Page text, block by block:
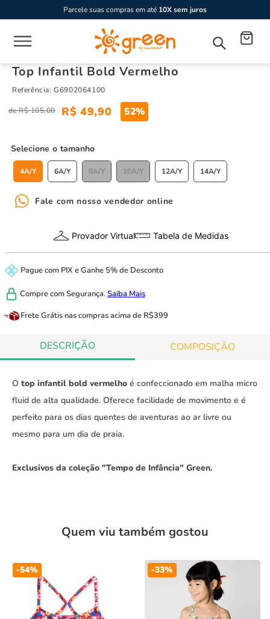
Parcele suas compras em até 10X sem juros
Top Infantil Bold Vermelho
Referência:G6902064100
R$ 105,00 R$ 49,90 52%
tamanho
4A/Y 6A/Y 8A/Y 10A/Y 12A/Y 14A/Y
Fale com nosso vendedor online
Provador Virtual Tabela de Medidas
Pague com PIX eGanhe 5% de Desconto
Compre comSegurança.Saiba Mais
Frete Grátis nas compras acima de R$399
DESCRIÇÃO COMPOSIÇÃO
O top infantil bold vermelho é confeccionado em malha micro
fluid de alta qualidade. Oferece facilidade de movimento e é
perfeito para os dias quentes de aventuras ao ar livre ou
mesmo para um dia de praia.
Exclusivos da coleção "Tempo de Infância" Green.
Quem viu também gostou
-54% -33%